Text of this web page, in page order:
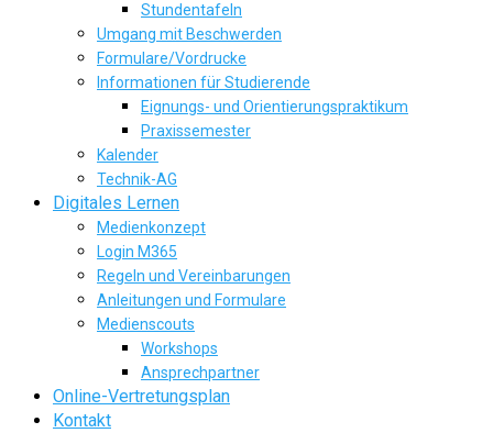
Stundentafeln
Umgang mit Beschwerden
Formulare/Vordrucke
Informationen für Studierende
Eignungs- und Orientierungspraktikum
Praxissemester
Kalender
Technik-AG
Digitales Lernen
Medienkonzept
Login M365
Regeln und Vereinbarungen
Anleitungen und Formulare
Medienscouts
Workshops
Ansprechpartner
Online-Vertretungsplan
Kontakt